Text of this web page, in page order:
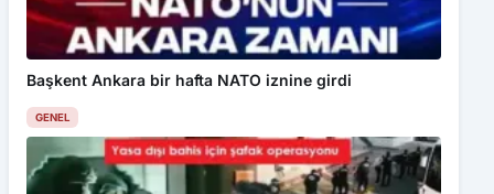
Başkent Ankara bir hafta NATO iznine girdi
GENEL